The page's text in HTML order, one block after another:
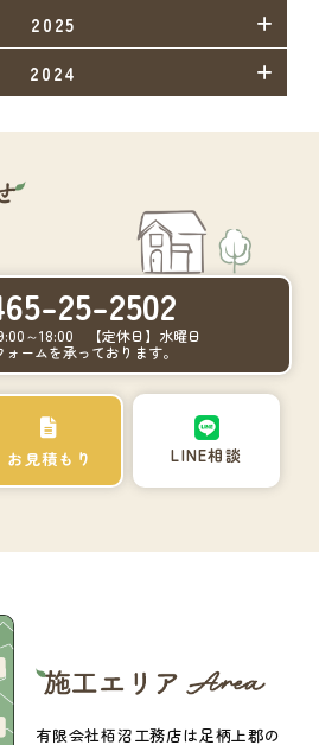
2025
2024
25-2502
9:00～18:00 【定休日】水曜日
ームを承っております。
お見積もり LINE相談
有限会社栢沼工務店は足柄上郡の